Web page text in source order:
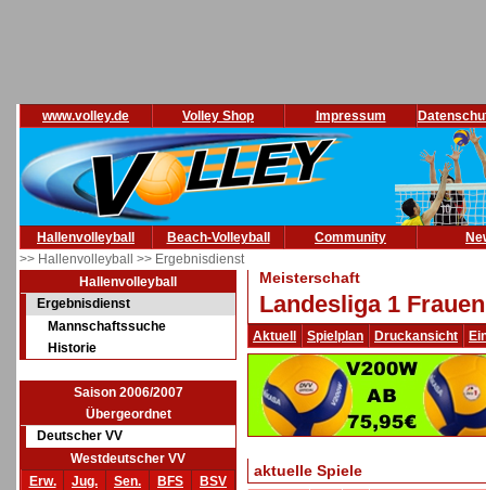
www.volley.de Volley Shop Impressum
Hallenvolleyball Beach-Volleyball Community
>> Hallenvolleyball >> Ergebnisdienst
Hallenvolleyball
Ergebnisdienst
Mannschaftssuche
Historie
Saison 2006/2007
Übergeordnet
Deutscher VV
Westdeutscher VV
Erw.
Jug. Sen. BFS
BSV
Meisterschaft
Landesliga 1
Aktuell Spielplan Druckansicht
aktuelle Spiele